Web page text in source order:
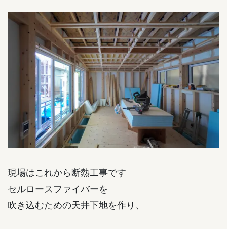
現場はこれから断熱工事です
セルロースファイバーを
吹き込むための天井下地を作り、